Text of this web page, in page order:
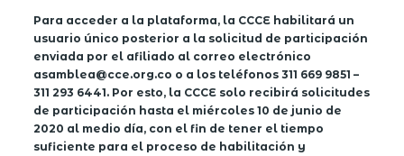
Para acceder a la plataforma, la CCCE habilitará un
usuario único posterior a la solicitud de participación
enviada por el afiliado al correo electrónico
asamblea@cce.org.co o a los teléfonos 311 669 9851 –
311 293 6441. Por esto, la CCCE solo recibirá solicitudes
de participación hasta el miércoles 10 de junio de
2020 al medio día, con el fin de tener el tiempo
suficiente para el proceso de habilitación y